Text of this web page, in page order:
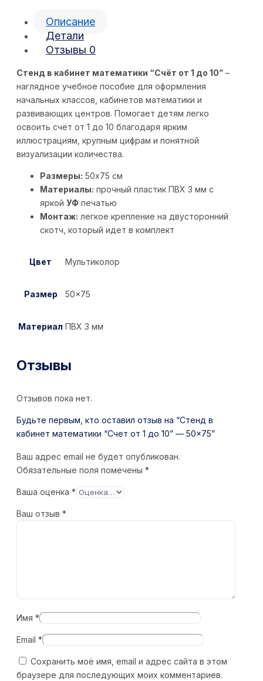
Описание
Детали
Отзывы 0
Стенд в кабинет математики “Счёт от 1 до 10” –
наглядное учебное пособие для оформления
начальных классов, кабинетов математики и
развивающих центров. Помогает детям легко
освоить счёт от 1 до 10 благодаря ярким
иллюстрациям, крупным цифрам и понятной
визуализации количества.
Размеры: 50х75 см
Материалы: прочный пластик ПВХ 3 мм с
яркой УФ печатью
Монтаж: легкое крепление на двусторонний
скотч, который идет в комплект
Цвет Мультиколор
Размер 50×75
Материал ПВХ 3 мм
Отзывы
Отзывов пока нет.
Будьте первым, кто оставил отзыв на “Стенд в
кабинет математики “Счет от 1 до 10” — 50×75”
Ваш адрес email не будет опубликован.
Обязательные поля помечены *
Ваша оценка *
Ваш отзыв *
Имя *
Email *
Сохранить моё имя, email и адрес сайта в этом
браузере для последующих моих комментариев.